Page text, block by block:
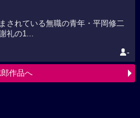
されている無職の青年・平岡修二
礼の1...
-
作品へ